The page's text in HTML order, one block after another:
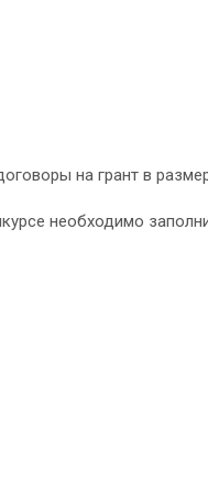
на грант в
необходимо